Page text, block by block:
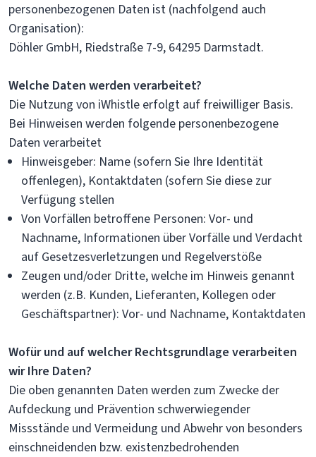
personenbezogenen Daten ist (nachfolgend auch
Organisation):
Döhler GmbH, Riedstraße 7-9, 64295 Darmstadt.
Welche Daten werden verarbeitet?
Die Nutzung von iWhistle erfolgt auf freiwilliger Basis.
Bei Hinweisen werden folgende personenbezogene
Daten verarbeitet
Hinweisgeber: Name (sofern Sie Ihre Identität
offenlegen), Kontaktdaten (sofern Sie diese zur
Verfügung stellen
Von Vorfällen betroffene Personen: Vor- und
Nachname, Informationen über Vorfälle und Verdacht
auf Gesetzesverletzungen und Regelverstöße
Zeugen und/oder Dritte, welche im Hinweis genannt
werden (z.B. Kunden, Lieferanten, Kollegen oder
Geschäftspartner): Vor- und Nachname, Kontaktdaten
Wofür und auf welcher Rechtsgrundlage verarbeiten
wir Ihre Daten?
Die oben genannten Daten werden zum Zwecke der
Aufdeckung und Prävention schwerwiegender
Missstände und Vermeidung und Abwehr von besonders
einschneidenden bzw. existenzbedrohenden